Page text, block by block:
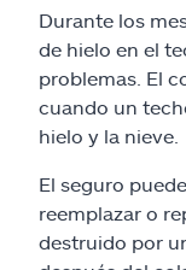
Durante los
de hielo en el
problemas. El
cuando un
hielo y la nieve.
El seguro
reemplazar o
destruido por